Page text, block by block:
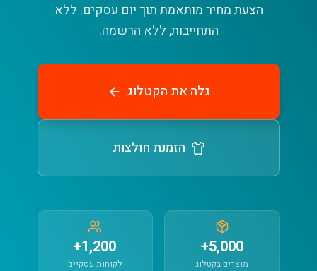
הצעת מחיר מותאמת תוך יום עסקים. ללא
התחייבות, ללא הרשמה.
גלה את הקטלוג
הזמנת חולצות
5,000+
מוצרים בקטלוג
1,200+
לקוחות עסקיים